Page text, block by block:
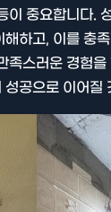
이 중요합니다.
하고, 이를 충
족스러운 경험
공으로 이어질